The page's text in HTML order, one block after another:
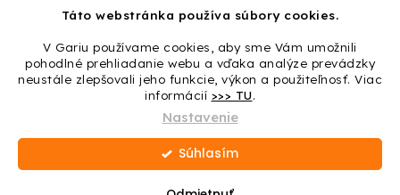
Táto webstránka používa súbory cookies.
V Gariu používame cookies, aby sme Vám umožnili
pohodlné prehliadanie webu a vďaka analýze prevádzky
neustále zlepšovali jeho funkcie, výkon a použiteľnosť. Viac
informácií >>> TU.
Nastavenie
Súhlasím
Vytvoril Shoptet
Copyright 2026Gario.sk. Všetky práva vyhradené.Upraviť
nastavenie cookies